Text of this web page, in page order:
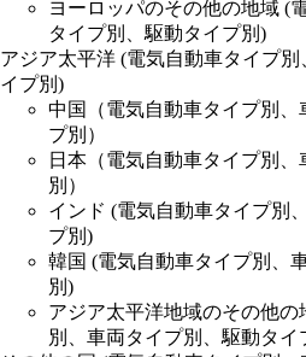
ヨーロッパのその他の地域 (
タイプ別、駆動タイプ別)
アジア太平洋 (電気自動車タイプ
イプ別)
中国（電気自動車タイプ別
プ別）
日本（電気自動車タイプ別
別）
インド (電気自動車タイプ別
プ別)
韓国 (電気自動車タイプ別、
別)
アジア太平洋地域のその他
別、車両タイプ別、駆動タイ